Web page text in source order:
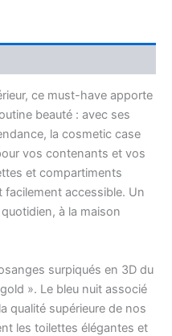
ce must-have apporte
beauté : avec ses
la cosmetic case
vos contenants et vos
et compartiments
accessible. Un
à la maison
surpiqués en 3D du
». Le bleu nuit associé
qualité supérieure de nos
les toilettes élégantes et